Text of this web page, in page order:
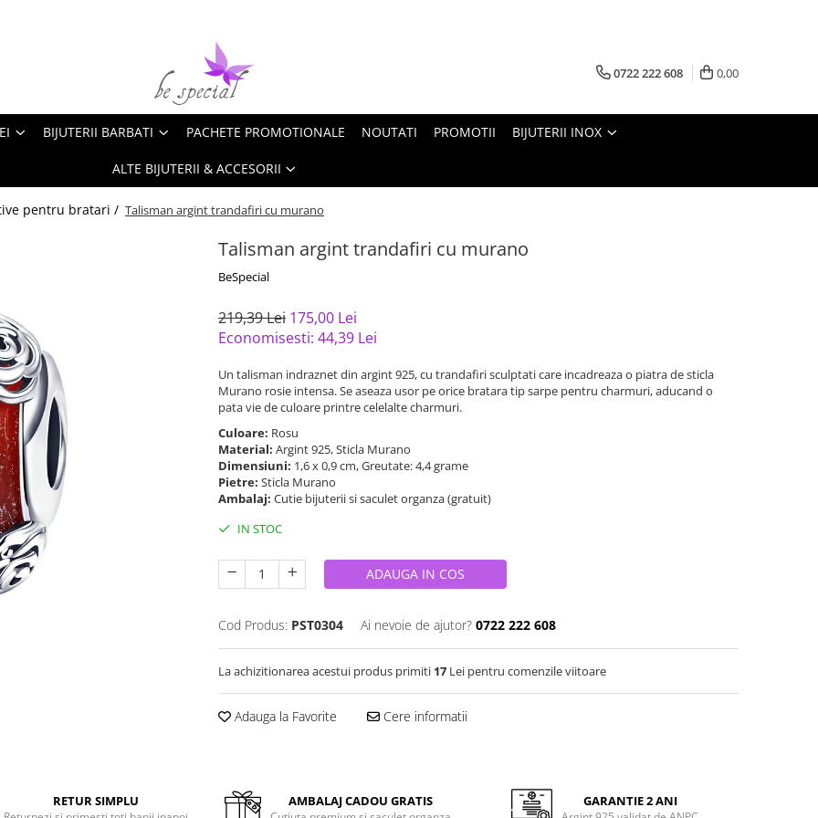
0722 222 608 0,00
BIJUTERII BARBATI PACHETE PROMOTIONALE NOUTATI PROMOTII BIJUTERII INOX
ALTE BIJUTERII & ACCESORII
pentru bratari / Talisman argint trandafiri cu murano
Talisman argint trandafiri cu murano
BeSpecial
219,39 Lei 175,00 Lei
Economisesti: 44,39 Lei
Un talisman indraznet din argint 925, cu trandafiri sculptati care incadreaza o piatra de sticla
Murano rosie intensa. Se aseaza usor pe orice bratara tip sarpe pentru charmuri, aducand o
pata vie de culoare printre celelalte charmuri.
Culoare: Rosu
Material: Argint 925, Sticla Murano
Dimensiuni: 1,6 x 0,9 cm, Greutate: 4,4 grame
Pietre: Sticla Murano
Ambalaj: Cutie bijuterii si saculet organza (gratuit)
IN STOC
ADAUGA IN COS
Cod Produs: PST0304 Ai nevoie de ajutor? 0722 222 608
La achizitionarea acestui produs primiti 17 Lei pentru comenzile viitoare
Adauga la Favorite Cere informatii
RETUR SIMPLU AMBALAJ CADOU GRATIS GARANTIE 2 ANI